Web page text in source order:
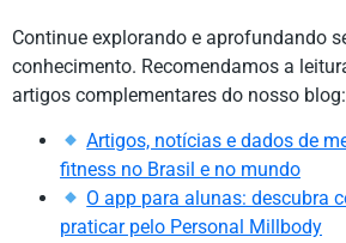
Continue explorando e aprofundando
conhecimento. Recomendamos a
artigos complementares do nosso blog:
Artigos, notícias e dados de
fitness no Brasil e no mundo
O app para alunas: descubra
praticar pelo Personal Millbody